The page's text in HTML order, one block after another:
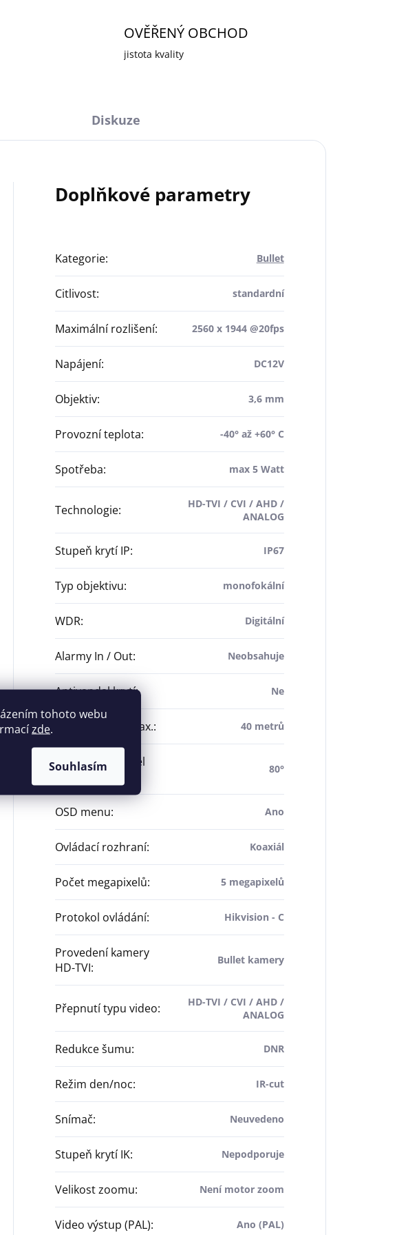
tohoto webu
zde.
Souhlasím
OVĚŘENÝ OBCHOD
jistota kvality
Diskuze
Doplňkové parametry
Kategorie: Bullet
Citlivost: standardní
Maximální rozlišení: 2560 x 1944 @20fps
Napájení: DC12V
Objektiv: 3,6 mm
Provozní teplota: -40° až +60° C
Spotřeba: max 5 Watt
Technologie:
HD-TVI / CVI / AHD /
ANALOG
Stupeň krytí IP: IP67
Typ objektivu: monofokální
WDR: Digitální
Alarmy In / Out: Neobsahuje
Antivandal krytí: Ne
Délka přísvitu max.: 40 metrů
Horizontální úhel
80°
OSD menu: Ano
Ovládací rozhraní: Koaxiál
Počet megapixelů: 5 megapixelů
Protokol ovládání: Hikvision - C
Provedení kamery
HD-TVI:
Bullet kamery
Přepnutí typu video:
HD-TVI / CVI / AHD /
ANALOG
Redukce šumu: DNR
Režim den/noc: IR-cut
Snímač: Neuvedeno
Stupeň krytí IK: Nepodporuje
Velikost zoomu: Není motor zoom
Video výstup (PAL): Ano (PAL)